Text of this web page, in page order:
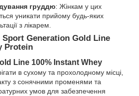
груддю: Жінкам у цих
уникати прийому будь-яких
з лікарем.
Sport Generation Gold Line
Protein
Line 100% Instant Whey
в сухому та прохолодному місці,
з сонячними променями та
умов для забезпечення